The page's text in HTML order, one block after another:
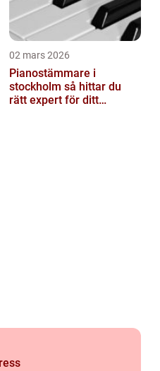
02 mars 2026
Pianostämmare i
stockholm så hittar du
rätt expert för ditt